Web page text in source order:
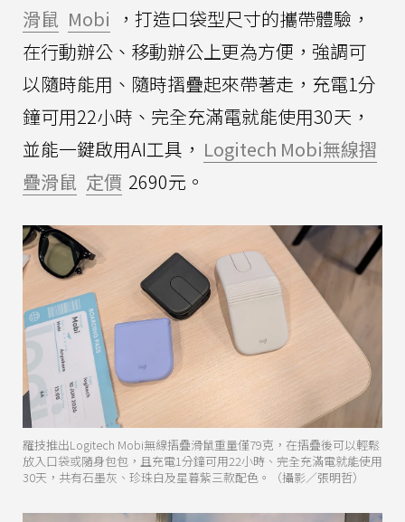
滑鼠 Mobi ，打造口袋型尺寸的攜帶體驗，
在行動辦公、移動辦公上更為方便，強調可
以隨時能用、隨時摺疊起來帶著走，充電1分
鐘可用22小時、完全充滿電就能使用30天，
並能一鍵啟用AI工具， Logitech Mobi無線摺
疊滑鼠 定價 2690元。
羅技推出Logitech Mobi無線摺疊滑鼠重量僅79克，在摺疊後可以輕鬆
放入口袋或隨身包包，且充電1分鐘可用22小時、完全充滿電就能使用
30天，共有石墨灰、珍珠白及星暮紫三款配色。（攝影／張明哲）